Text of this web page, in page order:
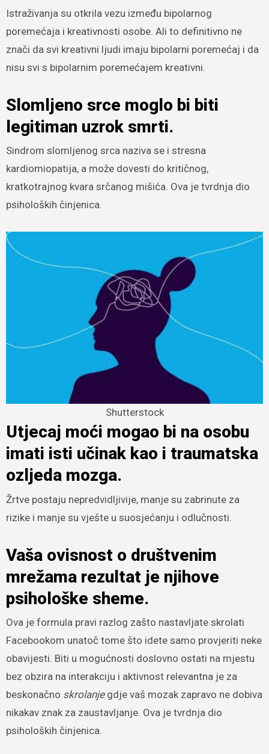
Istraživanja su otkrila vezu između bipolarnog
poremećaja i kreativnosti osobe. Ali to definitivno ne
znači da svi kreativni ljudi imaju bipolarni poremećaj i da
nisu svi s bipolarnim poremećajem kreativni.
Slomljeno srce moglo bi biti
legitiman uzrok smrti.
Sindrom slomljenog srca naziva se i stresna
kardiomiopatija, a može dovesti do kritičnog,
kratkotrajnog kvara srčanog mišića. Ova je tvrdnja dio
psiholoških činjenica.
Shutterstock
Utjecaj moći mogao bi na osobu
imati isti učinak kao i traumatska
ozljeda mozga.
Žrtve postaju nepredvidljivije, manje su zabrinute za
rizike i manje su vješte u suosjećanju i odlučnosti.
Vaša ovisnost o društvenim
mrežama rezultat je njihove
psihološke sheme.
Ova je formula pravi razlog zašto nastavljate skrolati
Facebookom unatoč tome što idete samo provjeriti neke
obavijesti. Biti u mogućnosti doslovno ostati na mjestu
bez obzira na interakciju i aktivnost relevantna je za
beskonačno skrolanjegdje vaš mozak zapravo ne dobiva
nikakav znak za zaustavljanje. Ova je tvrdnja dio
psiholoških činjenica.